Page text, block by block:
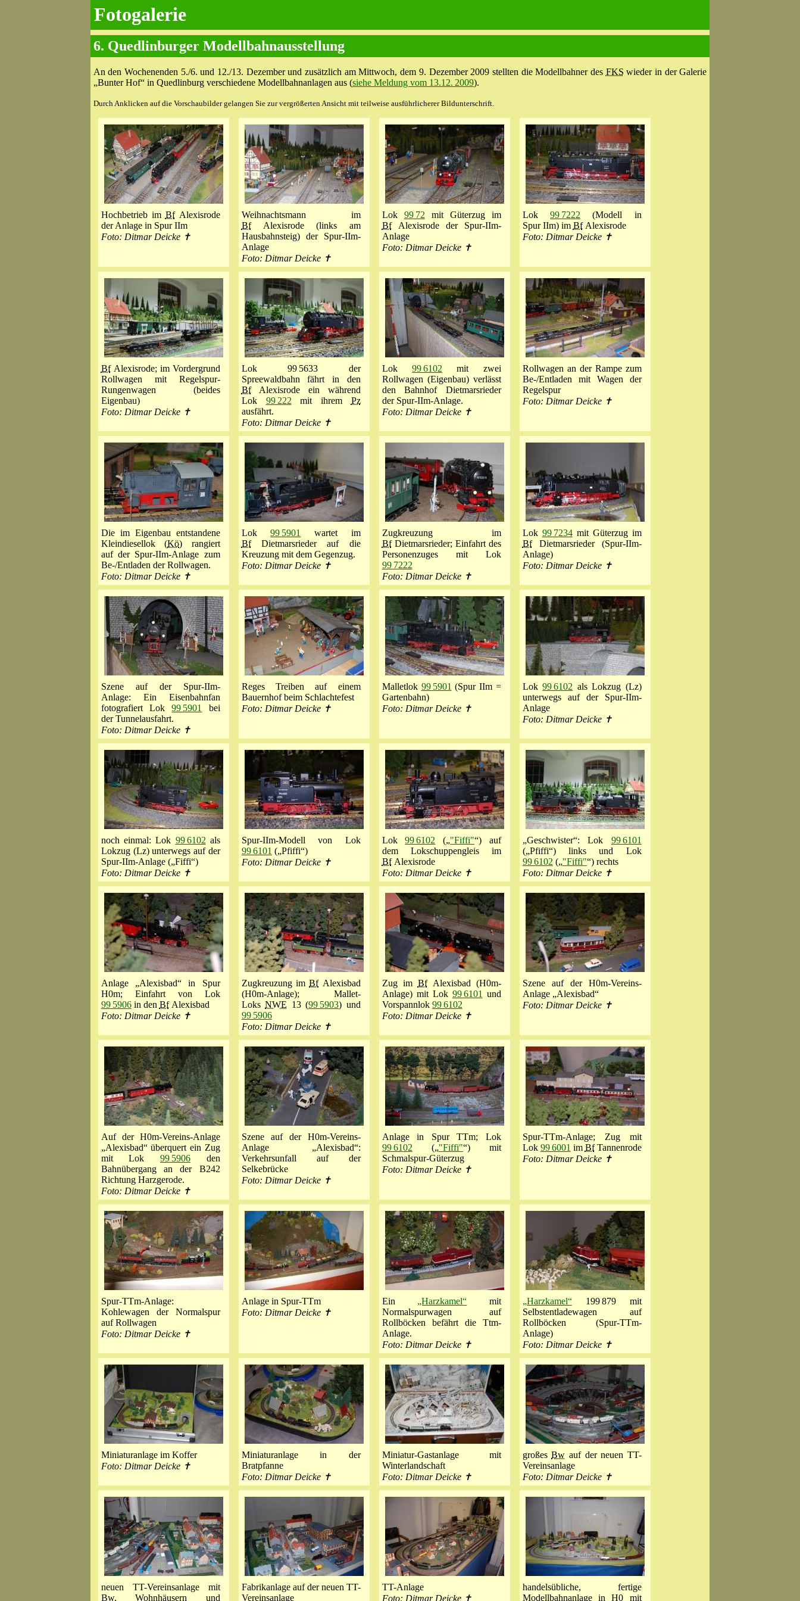
Fotogalerie
6. Quedlinburger Modellbahnausstellung
An den Wochenenden 5./6. und 12./13. Dezember und zusätzlich am Mittwoch, dem 9. Dezember 2009 stellten die Modellbahner des FKS wieder in der Galerie
„Bunter Hof“ in Quedlinburg verschiedene Modellbahnanlagen aus (siehe Meldung vom 13.12. 2009).
Durch Anklicken auf die Vorschaubilder gelangen Sie zur vergrößerten Ansicht mit teilweise ausführlicherer Bildunterschrift.
Hochbetrieb im BfAlexisrode
der Anlage in Spur IIm
Foto: Ditmar Deicke ✝
Weihnachtsmann im
BfAlexisrode (links am
Hausbahnsteig) der Spur-IIm-
Anlage
Foto: Ditmar Deicke ✝
Lok 99 72 mit Güterzug im
BfAlexisrode der Spur-IIm-
Anlage
Foto: Ditmar Deicke ✝
Lok99 7222 (Modell in
Spur IIm) im BfAlexisrode
Foto: Ditmar Deicke ✝
BfAlexisrode; im Vordergrund
Rollwagen mit Regelspur-
Rungenwagen (beides
Eigenbau)
Foto: Ditmar Deicke ✝
Lok 99 5633 der
Spreewaldbahn fährt in den
BfAlexisrode ein während
Lok 99 222 mit ihrem Pz
ausfährt.
Foto: Ditmar Deicke ✝
Lok99 6102 mit zwei
Rollwagen (Eigenbau) verlässt
den Bahnhof Dietmarsrieder
der Spur-IIm-Anlage.
Foto: Ditmar Deicke ✝
Rollwagen an der Rampe zum
Be-/Entladen mit Wagen der
Regelspur
Foto: Ditmar Deicke ✝
Die im Eigenbau entstandene
Kleindiesellok (Kö) rangiert
auf der Spur-IIm-Anlage zum
Be-/Entladen der Rollwagen.
Foto: Ditmar Deicke ✝
Lok99 5901
wartet im
BfDietmarsrieder auf die
Kreuzung mit dem Gegenzug.
Foto: Ditmar Deicke ✝
Zugkreuzung im
BfDietmarsrieder; Einfahrt des
Personenzuges mit Lok
99 7222
Foto: Ditmar Deicke ✝
Lok 99 7234mit Güterzug im
BfDietmarsrieder (Spur-IIm-
Anlage)
Foto: Ditmar Deicke ✝
Szene auf der Spur-IIm-
Anlage: Ein Eisenbahnfan
fotografiert Lok99 5901
bei
der Tunnelausfahrt.
Foto: Ditmar Deicke ✝
Reges Treiben auf einem
Bauernhof beim Schlachtefest
Foto: Ditmar Deicke ✝
Malletlok 99 5901 (Spur IIm =
Gartenbahn)
Foto: Ditmar Deicke ✝
Lok99 6102 als Lokzug (Lz)
unterwegs auf der Spur-IIm-
Anlage
Foto: Ditmar Deicke ✝
noch einmal: Lok 99 6102 als
Lokzug (Lz) unterwegs auf der
Spur-IIm-Anlage („Fiffi“)
Foto: Ditmar Deicke ✝
Spur-IIm-Modell von Lok
99 6101 („Pfiffi“)
Foto: Ditmar Deicke ✝
Lok99 6102 („"Fiffi"“) auf
dem Lokschuppengleis im
BfAlexisrode
Foto: Ditmar Deicke ✝
„Geschwister“: Lok 99 6101
(„Pfiffi“) links und Lok
99 6102 („"Fiffi"“) rechts
Foto: Ditmar Deicke ✝
Anlage „Alexisbad“ in Spur
H0m; Einfahrt von Lok
99 5906in den BfAlexisbad
Foto: Ditmar Deicke ✝
Zugkreuzung imBfAlexisbad
(H0m-Anlage); Mallet-
LoksNWE 13 (99 5903) und
99 5906
Foto: Ditmar Deicke ✝
Zug im BfAlexisbad (H0m-
Anlage) mit Lok 99 6101 und
Vorspannlok 99 6102
Foto: Ditmar Deicke ✝
Szene auf der H0m-Vereins-
Anlage „Alexisbad“
Foto: Ditmar Deicke ✝
Auf der H0m-Vereins-Anlage
„Alexisbad“ überquert ein Zug
mit Lok99 5906 den
Bahnübergang an der B242
Richtung Harzgerode.
Foto: Ditmar Deicke ✝
Szene auf der H0m-Vereins-
Anlage „Alexisbad“:
Verkehrsunfall auf der
Selkebrücke
Foto: Ditmar Deicke ✝
Anlage in Spur TTm; Lok
99 6102 („"Fiffi"“) mit
Schmalspur-Güterzug
Foto: Ditmar Deicke ✝
Spur-TTm-Anlage; Zug mit
Lok 99 6001 im BfTannenrode
Foto: Ditmar Deicke ✝
Spur-TTm-Anlage:
Kohlewagen der Normalspur
auf Rollwagen
Foto: Ditmar Deicke ✝
Anlage in Spur-TTm
Foto: Ditmar Deicke ✝
Ein „Harzkamel“ mit
Normalspurwagen auf
Rollböcken befährt die Ttm-
Anlage.
Foto: Ditmar Deicke ✝
„Harzkamel“199 879 mit
Selbstentladewagen auf
Rollböcken (Spur-TTm-
Anlage)
Foto: Ditmar Deicke ✝
Miniaturanlage im Koffer
Foto: Ditmar Deicke ✝
Miniaturanlage in der
Bratpfanne
Foto: Ditmar Deicke ✝
Miniatur-Gastanlage mit
Winterlandschaft
Foto: Ditmar Deicke ✝
großesBw auf der neuen TT-
Vereinsanlage
Foto: Ditmar Deicke ✝
neuen TT-Vereinsanlage mit
Bw, Wohnhäusern und
Fabrikanlage auf der neuen TT-
Vereinsanlage
TT-Anlage
Foto: Ditmar Deicke ✝
handelsübliche, fertige
Modellbahnanlage in H0 mit